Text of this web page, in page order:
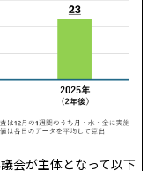
会が主体となって以下